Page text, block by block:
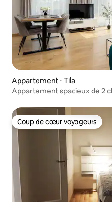
Appartement ⋅ Tila
Appartement spacieux de 2
Coup de cœur voyageurs
Coup de cœur voyageurs